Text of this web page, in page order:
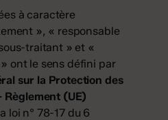
à caractère
», « responsable
traitant » et «
ont le sens défini par
sur la Protection des
(UE)
loi n° 78-17 du 6